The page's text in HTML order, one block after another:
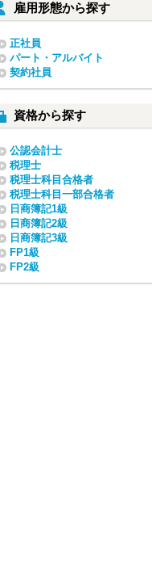
雇用形態から探す
正社員
パート・アルバイト
契約社員
資格から探す
公認会計士
税理士
税理士科目合格者
税理士科目一部合格者
日商簿記1級
日商簿記2級
日商簿記3級
FP1級
FP2級